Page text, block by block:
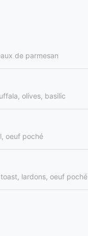
de parmesan
olives, basilic
oeuf poché
lardons, oeuf poché